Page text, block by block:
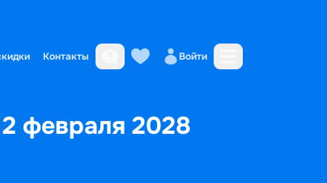
Контакты Войти
февраля 2028